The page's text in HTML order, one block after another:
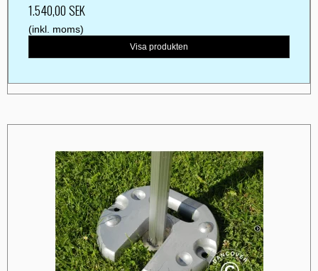
1.540,00 SEK
(inkl. moms)
Visa produkten